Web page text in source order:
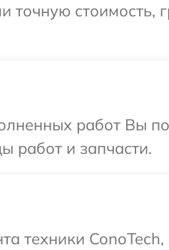
точную стоимость,
работ Вы
работ и запчасти.
техники